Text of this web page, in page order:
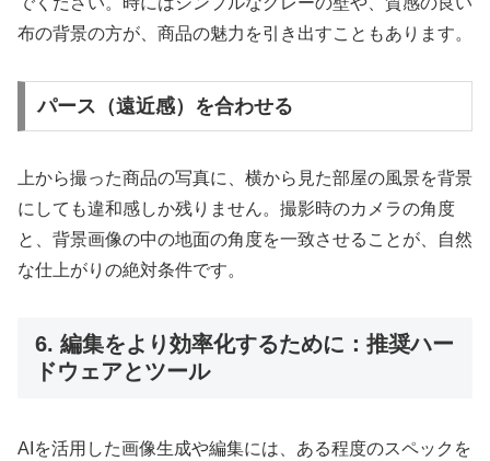
布の背景の方が、商品の魅力を引き出すこともあります。
パース（遠近感）を合わせる
上から撮った商品の写真に、横から見た部屋の風景を背景
にしても違和感しか残りません。撮影時のカメラの角度
と、背景画像の中の地面の角度を一致させることが、自然
な仕上がりの絶対条件です。
6. 編集をより効率化するために：推奨ハー
ドウェアとツール
AIを活用した画像生成や編集には、ある程度のスペックを